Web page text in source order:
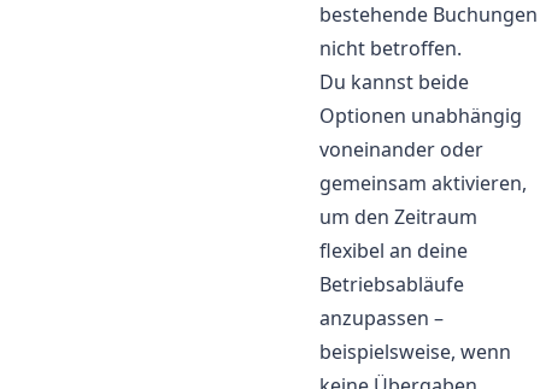
bestehende Buchungen
nicht betroffen.
Du kannst beide
Optionen unabhängig
voneinander oder
gemeinsam aktivieren,
um den Zeitraum
flexibel an deine
Betriebsabläufe
anzupassen –
beispielsweise, wenn